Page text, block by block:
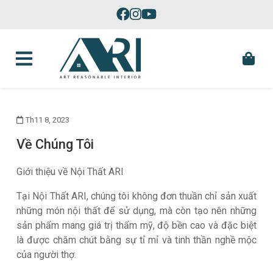
Sản Xuất Đồ Nội Thất Theo Yêu Cầu Tại Phú Yên
Th11 8, 2023
Về Chúng Tôi
Giới thiệu về Nội Thất ARI
Tại Nội Thất ARI, chúng tôi không đơn thuần chỉ sản xuất
những món nội thất để sử dụng, mà còn tạo nên những
sản phẩm mang giá trị thẩm mỹ, độ bền cao và đặc biệt
là được chăm chút bằng sự tỉ mỉ và tinh thần nghề mộc
của người thợ.